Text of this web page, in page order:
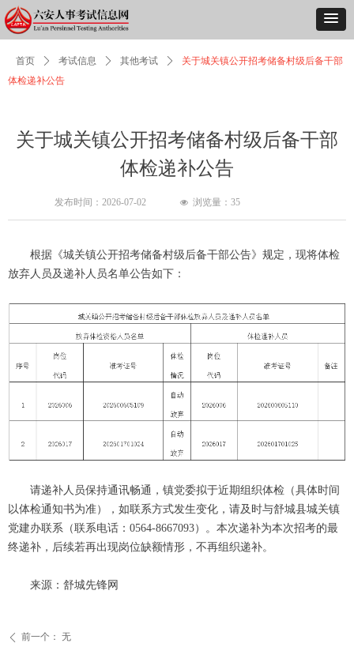
关于城关镇公开招考储备村级后备干部
体检递补公告
根据《城关镇公开招考储备村级后备干部公告》规定，现将体检
放弃人员及递补人员名单公告如下：
请递补人员保持通讯畅通，镇党委拟于近期组织体检（具体时间
以体检通知书为准），如联系方式发生变化，请及时与舒城县城关镇
党建办联系（联系电话：0564-8667093）。本次递补为本次招考的最
终递补，后续若再出现岗位缺额情形，不再组织递补。
来源：舒城先锋网
首页 ꄲ 考试信息 ꄲ 其他考试 ꄲ
关于城关镇公开招考储备村级后备干部
体检递补公告
发布时间： 2026-07-02 넶 浏览量： 35
ꄴ 前一个： 无